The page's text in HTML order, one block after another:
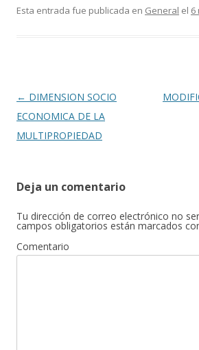
e
k
itt m
r
Esta entrada fue publicada en General el 6
Navegación
de
entradas
← DIMENSION SOCIO
ECONOMICA DE LA
MULTIPROPIEDAD
Deja un comentario
Tu dirección de correo electrónico no
campos obligatorios están marcados
Comentario